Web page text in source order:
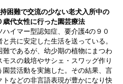
困難で交流の少ない老犬入所中の
代女性に行った園芸療法
イマー型認知症、要介護4の９０
共に安定した生活を送っている。
であるが、幼少期の植物にまつわ
スの栽培やサシェ・スワッグ作り
芸活動を実施した。その結果、言
などの非言語表現が豊かになり快